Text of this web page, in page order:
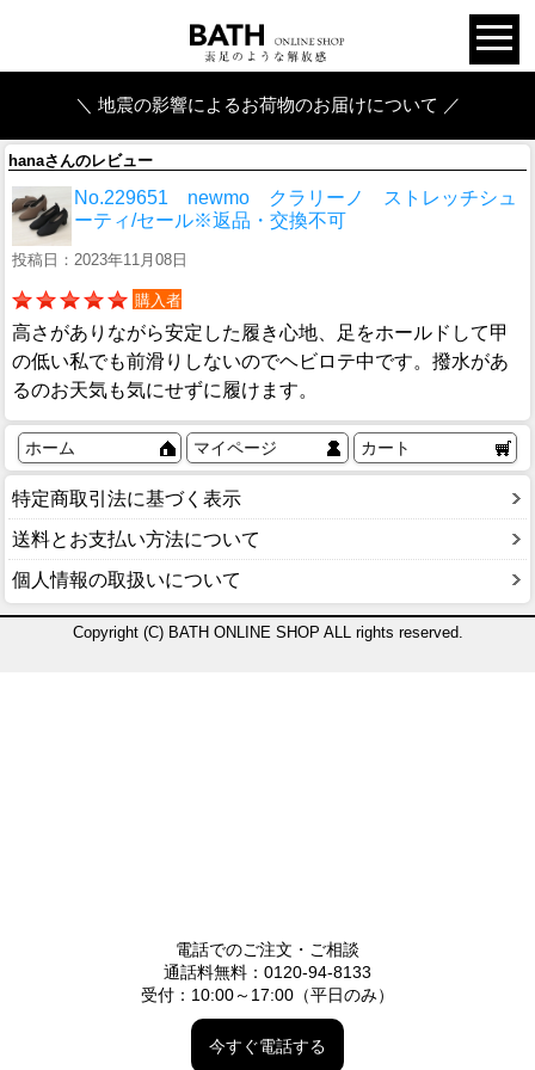
＼ 地震の影響によるお荷物のお届けについて ／
hanaさんのレビュー
No.229651 newmo クラリーノ ストレッチシュ
ーティ/セール※返品・交換不可
投稿日：2023年11月08日
購入者
高さがありながら安定した履き心地、足をホールドして甲
の低い私でも前滑りしないのでヘビロテ中です。撥水があ
るのお天気も気にせずに履けます。
ホーム マイページ カート
特定商取引法に基づく表示
送料とお支払い方法について
個人情報の取扱いについて
Copyright (C) BATH ONLINE SHOP ALL rights reserved.
電話でのご注文・ご相談
通話料無料：0120-94-8133
受付：10:00～17:00（平日のみ）
今すぐ電話する